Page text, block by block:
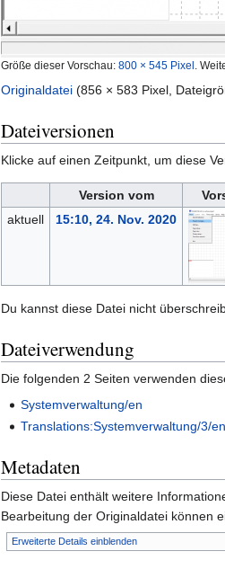
Größe dieser Vorschau: 800 × 545 Pixel
Originaldatei (856 × 583 Pixel,
Dateiversionen
Klicke auf einen Zeitpunkt, um diese
Version vom
aktuell
15:10, 24. Nov. 2020
Du kannst diese Datei nicht
Dateiverwendung
Die folgenden 2 Seiten verwenden
Systemverwaltung/en
Translations:Systemverwaltung/3/en
Metadaten
Diese Datei enthält weitere
Bearbeitung der Originaldatei können
Erweiterte Details einblenden